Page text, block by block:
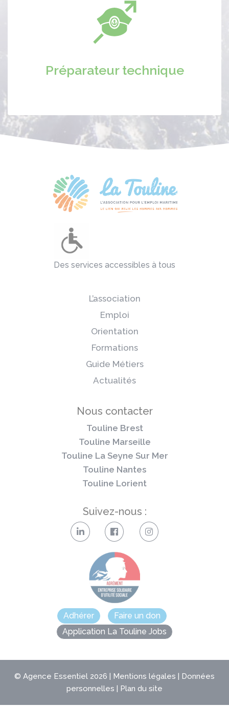
Préparateur technique
Des services accessibles à tous
L’association
Emploi
Orientation
Formations
Guide Métiers
Actualités
Nous contacter
Touline Brest
Touline Marseille
Touline La Seyne Sur Mer
Touline Nantes
Touline Lorient
Suivez-nous :
Adhérer
Faire un don
Application La Touline Jobs
© Agence Essentiel 2026 | Mentions légales | Données
personnelles | Plan du site